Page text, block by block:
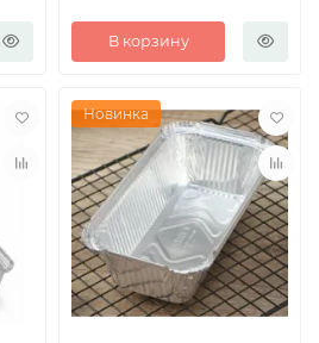
В корзину
Новинка